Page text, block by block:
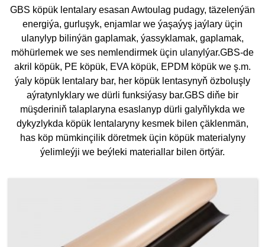
GBS köpük lentalary esasan Awtoulag pudagy, täzelenýän
energiýa, gurluşyk, enjamlar we ýaşaýyş jaýlary üçin
ulanylyp bilinýän gaplamak, ýassyklamak, gaplamak,
möhürlemek we ses nemlendirmek üçin ulanylýar.GBS-de
akril köpük, PE köpük, EVA köpük, EPDM köpük we ş.m.
ýaly köpük lentalary bar, her köpük lentasynyň özboluşly
aýratynlyklary we dürli funksiýasy bar.GBS diňe bir
müşderiniň talaplaryna esaslanyp dürli galyňlykda we
dykyzlykda köpük lentalaryny kesmek bilen çäklenmän,
has köp mümkinçilik döretmek üçin köpük materialyny
ýelimleýji we beýleki materiallar bilen örtýär.